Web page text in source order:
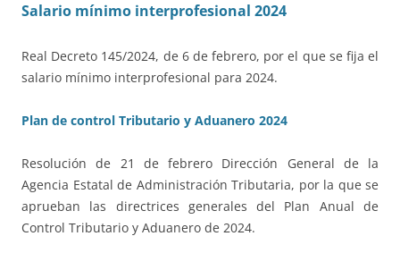
Salario mínimo interprofesional 2024
Real Decreto 145/2024, de 6 de febrero, por el que se fija el
salario mínimo interprofesional para 2024.
Plan de control Tributario y Aduanero 2024
Resolución de 21 de febrero Dirección General de la
Agencia Estatal de Administración Tributaria, por la que se
aprueban las directrices generales del Plan Anual de
Control Tributario y Aduanero de 2024.